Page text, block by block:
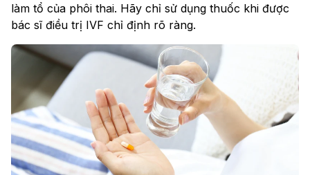
làm tổ của phôi thai. Hãy chỉ sử dụng thuốc khi được
bác sĩ điều trị IVF chỉ định rõ ràng.